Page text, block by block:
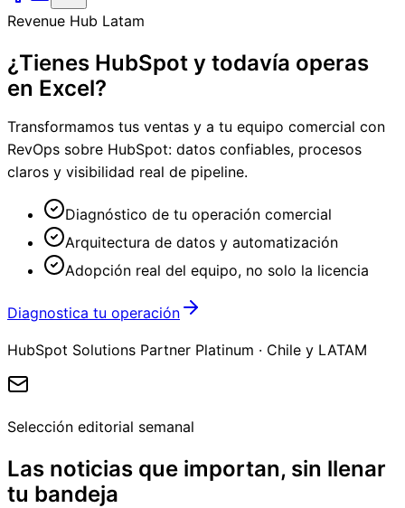
Revenue Hub Latam
¿Tienes HubSpot y todavía operas
en Excel?
Transformamos tus ventas y a tu equipo comercial con
RevOps sobre HubSpot: datos confiables, procesos
claros y visibilidad real de pipeline.
Diagnóstico de tu operación comercial
Arquitectura de datos y automatización
Adopción real del equipo, no solo la licencia
Diagnostica tu operación
HubSpot Solutions Partner Platinum · Chile y LATAM
Selección editorial semanal
Las noticias que importan, sin llenar
tu bandeja